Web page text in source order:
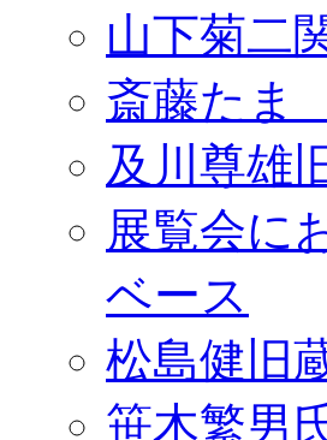
山下菊二
斎藤たま
及川尊雄
展覧会に
ベース
松島健旧
笹木繁男